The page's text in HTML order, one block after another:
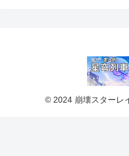
© 2024 崩壊スターレ